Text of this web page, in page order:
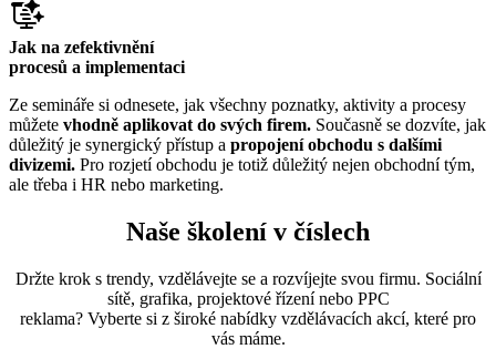
Jak na zefektivnění
procesů a implementaci
Ze semináře si odnesete, jak všechny poznatky, aktivity a procesy
můžete vhodně aplikovat do svých firem. Současně se dozvíte, jak
důležitý je synergický přístup a propojení obchodu s dalšími
divizemi. Pro rozjetí obchodu je totiž důležitý nejen obchodní tým,
ale třeba i HR nebo marketing.
Naše školení v číslech
Držte krok s trendy, vzdělávejte se a rozvíjejte svou firmu. Sociální
sítě, grafika, projektové řízení nebo PPC
reklama? Vyberte si z široké nabídky vzdělávacích akcí, které pro
vás máme.